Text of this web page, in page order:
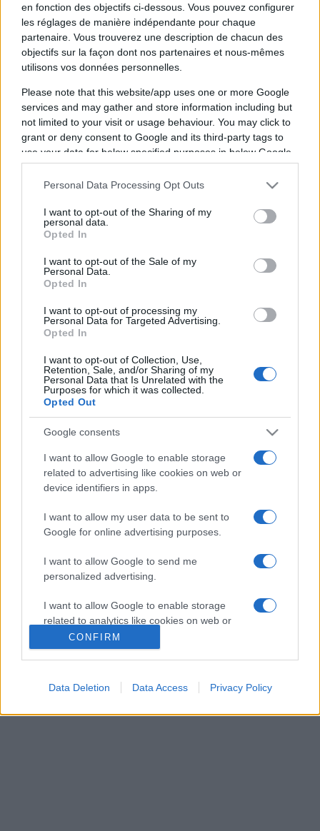
en fonction des objectifs ci-dessous. Vous pouvez configurer
les réglages de manière indépendante pour chaque
partenaire. Vous trouverez une description de chacun des
objectifs sur la façon dont nos partenaires et nous-mêmes
utilisons vos données personnelles.
Please note that this website/app uses one or more Google
services and may gather and store information including but
not limited to your visit or usage behaviour. You may click to
grant or deny consent to Google and its third-party tags to
use your data for below specified purposes in below Google
consent section.
Personal Data Processing Opt Outs
I want to opt-out of the Sharing of my
personal data.
Opted In
I want to opt-out of the Sale of my
Personal Data.
Opted In
I want to opt-out of processing my
Personal Data for Targeted Advertising.
Opted In
I want to opt-out of Collection, Use,
Retention, Sale, and/or Sharing of my
Personal Data that Is Unrelated with the
Purposes for which it was collected.
Opted Out
Google consents
I want to allow Google to enable storage
related to advertising like cookies on web or
device identifiers in apps.
I want to allow my user data to be sent to
Google for online advertising purposes.
I want to allow Google to send me
personalized advertising.
I want to allow Google to enable storage
related to analytics like cookies on web or
device identifiers in apps.
I want to allow Google to enable storage
related to functionality of the website or app.
CONFIRM
Data Deletion Data Access Privacy Policy
Etoile Rouge
Belgrade
ASVEL
La diffusion du match de basket entre les
équipesEtoile Rouge Belgrade(équipe fondée
en 1945) etASVEL(équipe fondée en 1948)
aura lieumardi 04 février 2025 à 20h00. Cette
rencontre deEuroleaguesera diffusée à la
Pour suivre l'actu Euroleague, n'hésitez pas à
vous rendre chez notre partenaire
issue des meilleurs médias, et propose
également les classements, calendriers et
résultats.
Vous trouverez ci-dessous la liste des prochains
matchs des deux équipes, qu'ils soient diffusés
ou non. Il suffit de cliquer sur l'un des matchs
pour connaitre toutes les informations.
Prochains matchs Etoile Rouge
Belgrade
Prochains matchs ASVEL